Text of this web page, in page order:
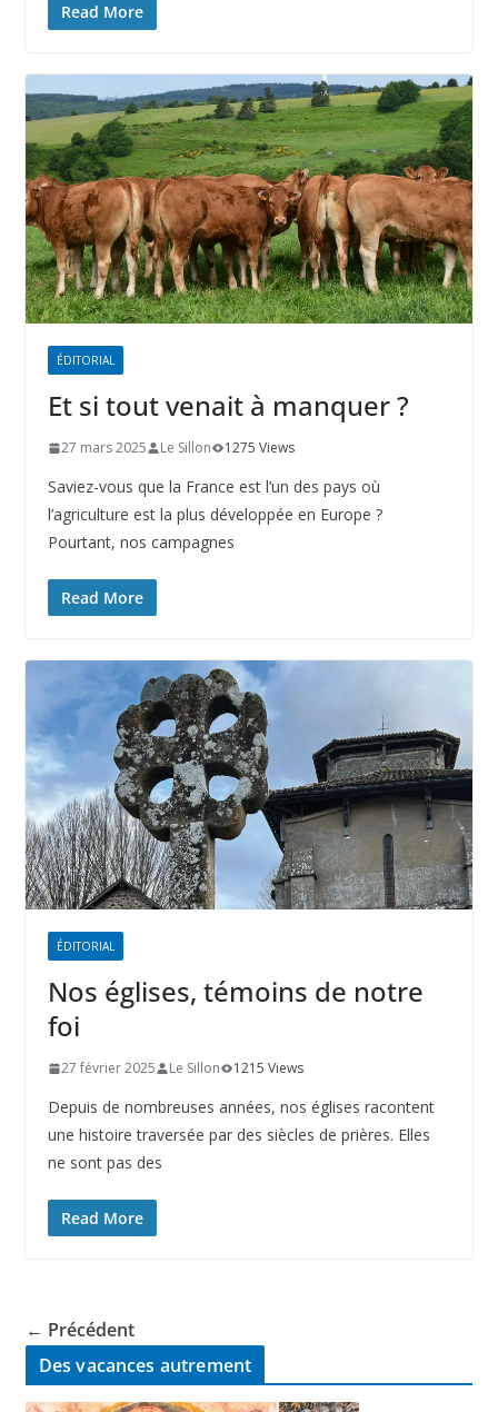
Read More
ÉDITORIAL
Et si tout venait à manquer ?
27 mars 2025 Le Sillon 1275 Views
Saviez-vous que la France est l’un des pays où
l’agriculture est la plus développée en Europe ?
Pourtant, nos campagnes
Read More
ÉDITORIAL
Nos églises, témoins de notre
foi
27 février 2025 Le Sillon 1215 Views
Depuis de nombreuses années, nos églises racontent
une histoire traversée par des siècles de prières. Elles
ne sont pas des
Read More
← Précédent
Des vacances autrement